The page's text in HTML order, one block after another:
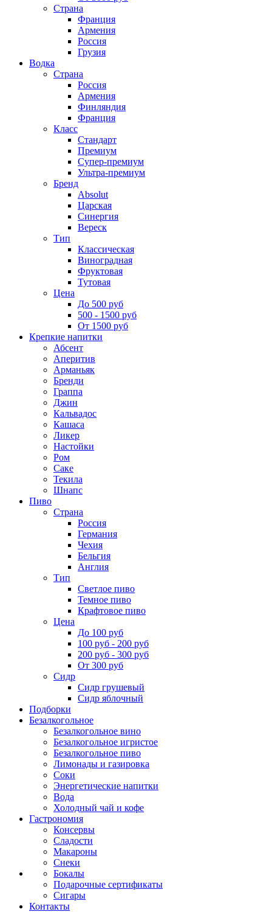
Страна
Франция
Армения
Россия
Грузия
Водка
Страна
Россия
Армения
Финляндия
Франция
Класс
Стандарт
Премиум
Супер-премиум
Ультра-премиум
Бренд
Absolut
Царская
Синергия
Вереск
Тип
Классическая
Виноградная
Фруктовая
Тутовая
Цена
До 500 руб
500 - 1500 руб
От 1500 руб
Крепкие напитки
Абсент
Аперитив
Арманьяк
Бренди
Граппа
Джин
Кальвадос
Кашаса
Ликер
Настойки
Ром
Саке
Текила
Шнапс
Пиво
Страна
Россия
Германия
Чехия
Бельгия
Англия
Тип
Светлое пиво
Темное пиво
Крафтовое пиво
Цена
До 100 руб
100 руб - 200 руб
200 руб - 300 руб
От 300 руб
Сидр
Сидр грушевый
Сидр яблочный
Подборки
Безалкогольное
Безалкогольное вино
Безалкогольное игристое
Безалкогольное пиво
Лимонады и газировка
Соки
Энергетические напитки
Вода
Холодный чай и кофе
Гастрономия
Консервы
Сладости
Макароны
Снеки
Бокалы
Подарочные сертификаты
Сигары
Контакты